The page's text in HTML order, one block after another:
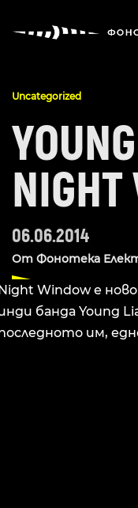
Uncategorized
06.06.2014
От Фонотека
Window е
банда Young
им,